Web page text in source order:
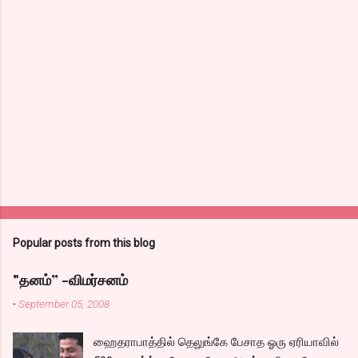
Popular posts from this blog
"தனம்” -விமர்சனம்
-September 05, 2008
ஹைதராபாத்தில் தெலுங்கே பேசாத ஓரு ஏரியாவில்